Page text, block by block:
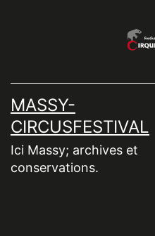
MASSY-
CIRCUSFESTIVAL
Ici Massy; archives et
conservations.